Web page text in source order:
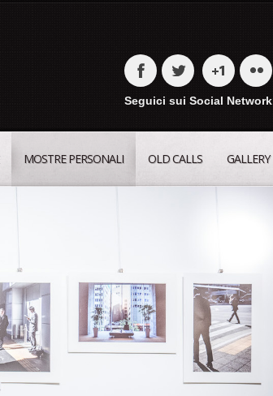
Seguici sui Social Network
MOSTRE PERSONALI OLD CALLS GALLERY